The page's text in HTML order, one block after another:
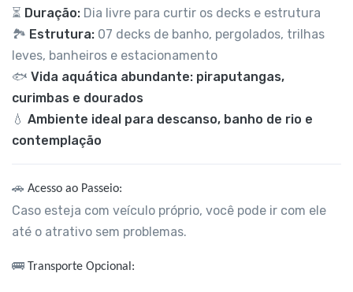
⏳ Duração: Dia livre para curtir os decks e estrutura
🏞️ Estrutura: 07 decks de banho, pergolados, trilhas
leves, banheiros e estacionamento
🐟 Vida aquática abundante: piraputangas,
curimbas e dourados
💧 Ambiente ideal para descanso, banho de rio e
contemplação
🚗 Acesso ao Passeio:
Caso esteja com veículo próprio, você pode ir com ele
até o atrativo sem problemas.
🚌 Transporte Opcional: